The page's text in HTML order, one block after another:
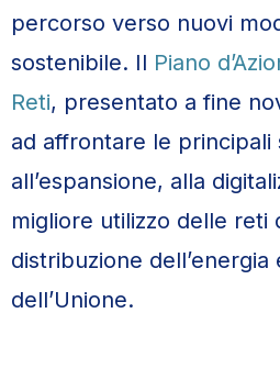
percorso verso nuovi
sostenibile. Il Piano
Reti, presentato a fine
ad affrontare le principali
all’espansione, alla
migliore utilizzo delle reti
distribuzione dell’energia
dell’Unione.